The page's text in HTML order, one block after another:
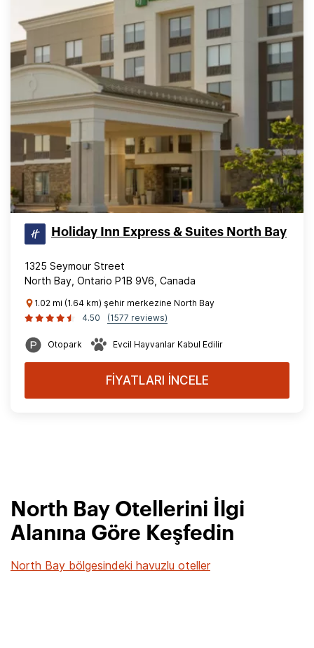
Holiday Inn Express & Suites North Bay
1325 Seymour Street
North Bay, Ontario P1B 9V6, Canada
1.02 mi (1.64 km) şehir merkezine North Bay
4.50
(1577 reviews)
Otopark Evcil Hayvanlar Kabul Edilir
FİYATLARI İNCELE
North Bay Otellerini İlgi
Alanına Göre Keşfedin
North Bay bölgesindeki havuzlu oteller